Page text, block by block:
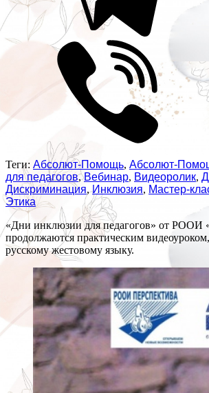
Теги: Абсолют-Помощь, Абсолют-
для педагогов,Вебинар, Видеоролик,
Дискриминация,Инклюзия, Мастер-
Этика
«Дни инклюзии для педагогов» от РООИ
продолжаются практическим
русскому жестовому языку.